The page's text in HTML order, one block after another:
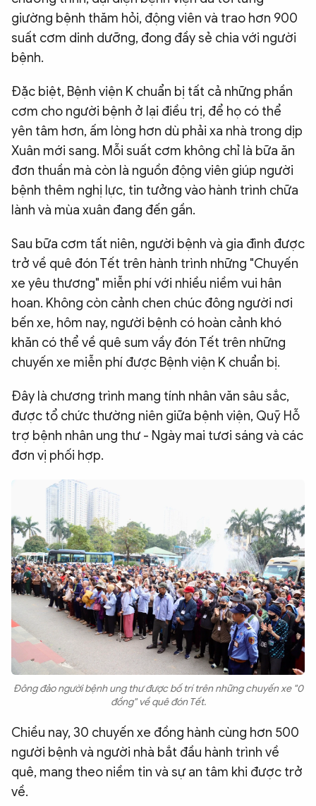
giường bệnh thăm hỏi, động viên và trao hơn 900
suất cơm dinh dưỡng, đong đầy sẻ chia với người
bệnh.
Đặc biệt, Bệnh viện K chuẩn bị tất cả những phần
cơm cho người bệnh ở lại điều trị, để họ có thể
yên tâm hơn, ấm lòng hơn dù phải xa nhà trong dịp
Xuân mới sang. Mỗi suất cơm không chỉ là bữa ăn
đơn thuần mà còn là nguồn động viên giúp người
bệnh thêm nghị lực, tin tưởng vào hành trình chữa
lành và mùa xuân đang đến gần.
​Sau bữa cơm tất niên, người bệnh và gia đình được
trở về quê đón Tết trên hành trình những "Chuyến
xe yêu thương" miễn phí với nhiều niềm vui hân
hoan. Không còn cảnh chen chúc đông người nơi
bến xe, hôm nay, người bệnh có hoàn cảnh khó
khăn có thể về quê sum vầy đón Tết trên những
chuyến xe miễn phí được Bệnh viện K chuẩn bị.
Đây là chương trình mang tính nhân văn sâu sắc,
được tổ chức thường niên giữa bệnh viện, Quỹ Hỗ
trợ bệnh nhân ung thư - Ngày mai tươi sáng và các
đơn vị phối hợp.
Đông đảo người bệnh ung thư được bố trí trên những chuyến xe "0
đồng" về quê đón Tết.
Chiều nay, 30 chuyến xe đồng hành cùng hơn 500
người bệnh và người nhà bắt đầu hành trình về
quê, mang theo niềm tin và sự an tâm khi được trở
về.